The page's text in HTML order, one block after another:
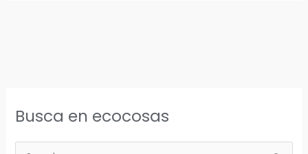
Busca en ecocosas